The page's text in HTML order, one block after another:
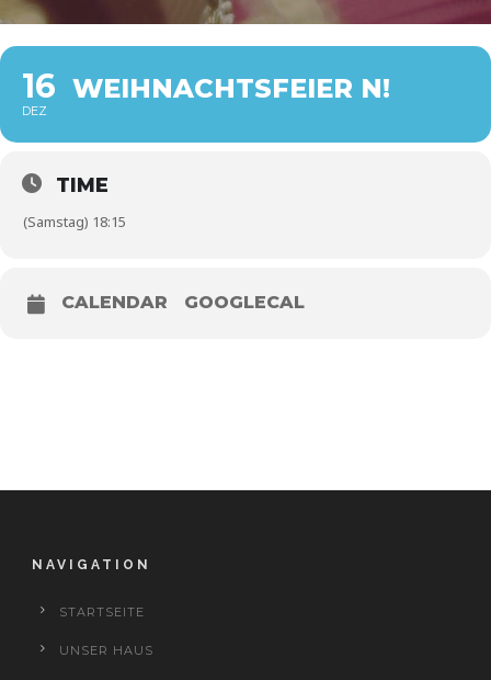
16
DEZ
WEIHNACHTSFEIER N!
TIME
(Samstag) 18:15
CALENDAR GOOGLECAL
NAVIGATION
STARTSEITE
UNSER HAUS